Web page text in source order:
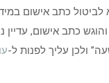
לביטול כתב אישום
כתב אישום, עדיין
ולכן עליך לפנות ל-